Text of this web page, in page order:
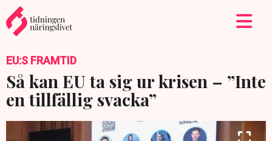
EU:S FRAMTID
Så kan EU ta sig ur krisen – ”Inte
en tillfällig svacka”